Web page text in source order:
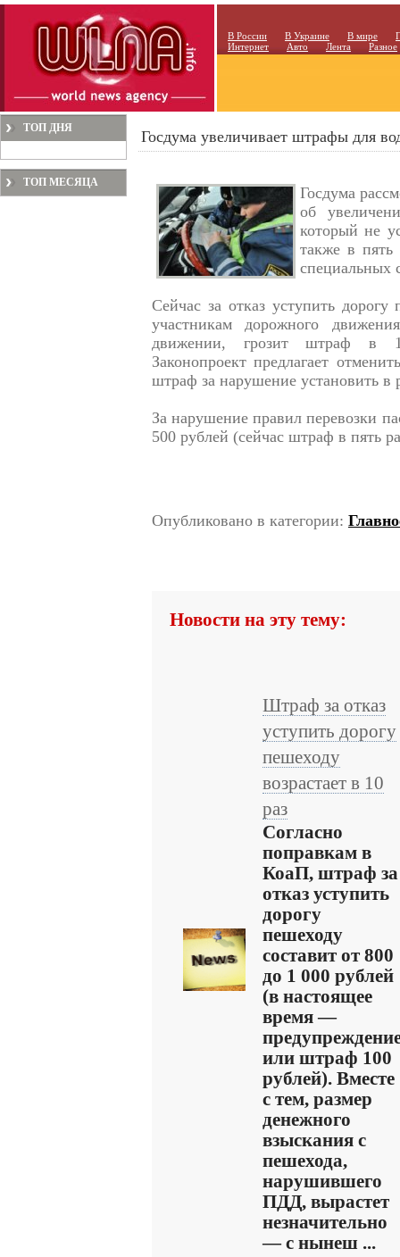
В России В Украине В мире
Интернет
Авто Лента Разное
ТОП ДНЯ
ТОП МЕСЯЦА
Госдума увеличивает штрафы для
Госдума
об
который не
также в пять
специальных
Сейчас за отказ уступить
участникам дорожного
движении, грозит штраф в
Законопроект предлагает
штраф за нарушение установить в
За нарушение правил перевозки
500 рублей (сейчас штраф в пять
Опубликовано в категории:
Новости на эту тему:
Штраф за отказ
уступить дорогу
пешеходу
возрастает в 10
раз
Согласно
поправкам в
КоаП, штраф за
отказ уступить
дорогу
пешеходу
составит от 800
до 1 000 рублей
(в настоящее
время —
или штраф 100
рублей). Вместе
с тем, размер
денежного
взыскания с
пешехода,
нарушившего
ПДД, вырастет
незначительно
— с нынеш ...